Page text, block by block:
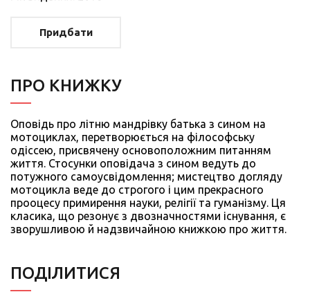
Придбати
ПРО КНИЖКУ
Оповідь про літню мандрівку батька з сином на
мотоциклах, перетворюється на філософську
одіссею, присвячену основоположним питанням
життя. Стосунки оповідача з сином ведуть до
потужного самоусвідомлення; мистецтво догляду
мотоцикла веде до строгого і цим прекрасного
прооцесу примирення науки, релігії та гуманізму. Ця
класика, що резонує з двозначностями існування, є
зворушливою й надзвичайною книжкою про життя.
ПОДIЛИТИСЯ